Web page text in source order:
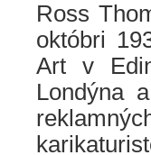
Ross
októbri
Art v
Londýna